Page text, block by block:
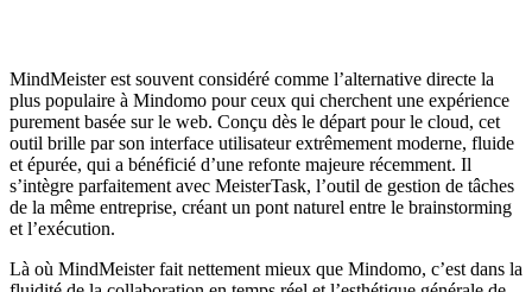
MindMeister est souvent considéré comme l’alternative directe la
plus populaire à Mindomo pour ceux qui cherchent une expérience
purement basée sur le web. Conçu dès le départ pour le cloud, cet
outil brille par son interface utilisateur extrêmement moderne, fluide
et épurée, qui a bénéficié d’une refonte majeure récemment. Il
s’intègre parfaitement avec MeisterTask, l’outil de gestion de tâches
de la même entreprise, créant un pont naturel entre le brainstorming
et l’exécution.
Là où MindMeister fait nettement mieux que Mindomo, c’est dans la